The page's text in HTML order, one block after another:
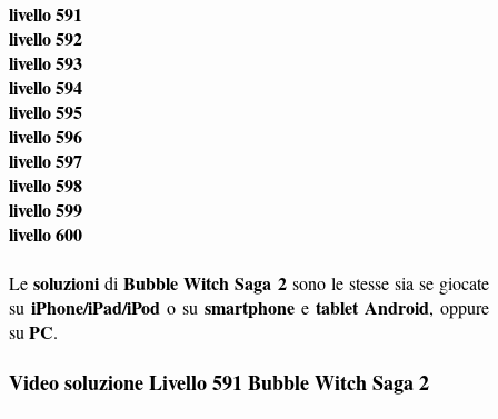
livello 591
livello 592
livello 593
livello 594
livello 595
livello 596
livello 597
livello 598
livello 599
livello 600
Lesoluzioni diBubble Witch Saga 2sono le stesse sia se giocate
su iPhone/iPad/iPod o su smartphone e tablet Android, oppure
su PC.
Video soluzione Livello 591 Bubble Witch Saga 2